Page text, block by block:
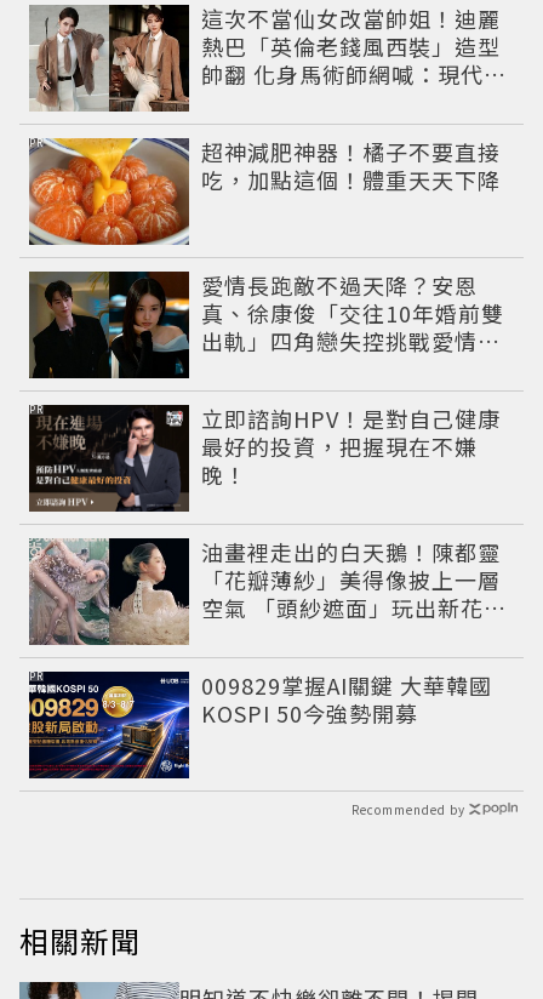
這次不當仙女改當帥姐！迪麗
熱巴「英倫老錢風西裝」造型
帥翻 化身馬術師網喊：現代版
超神減肥神器！橘子不要直接
吃，加點這個！體重天天下降
PR
愛情長跑敵不過天降？安恩
真、徐康俊「交往10年婚前雙
出軌」四角戀失控挑戰愛情底
立即諮詢HPV！是對自己健康
最好的投資，把握現在不嫌
晚！
PR
油畫裡走出的白天鵝！陳都靈
「花瓣薄紗」美得像披上一層
空氣 「頭紗遮面」玩出新花樣
009829掌握AI關鍵 大華韓國
KOSPI 50今強勢開募
PR
Recommended by
相關新聞